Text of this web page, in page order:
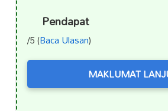
Pendapat
/5 (Baca Ulasan)
MAKLUMAT